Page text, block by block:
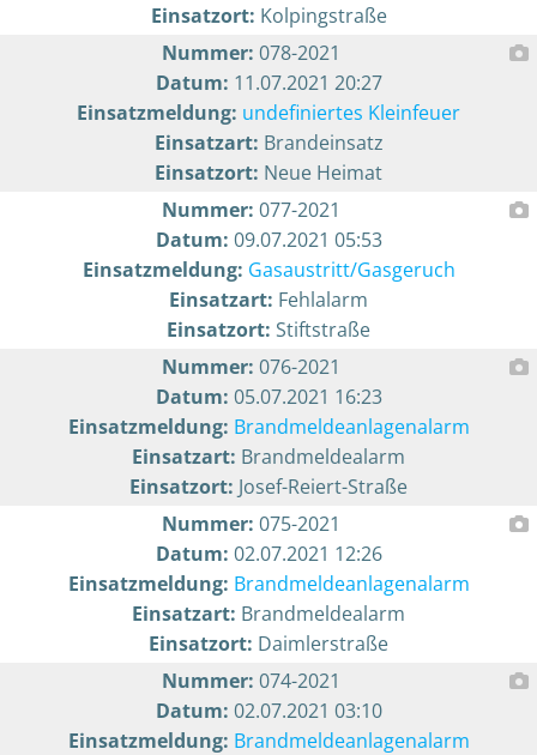
Einsatzort: Kolpingstraße
Nummer: 078-2021
Datum: 11.07.2021 20:27
Einsatzmeldung: undefiniertes Kleinfeuer
Einsatzart: Brandeinsatz
Einsatzort: Neue Heimat
Nummer: 077-2021
Datum: 09.07.2021 05:53
Einsatzmeldung: Gasaustritt/Gasgeruch
Einsatzart: Fehlalarm
Einsatzort: Stiftstraße
Nummer: 076-2021
Datum: 05.07.2021 16:23
Einsatzmeldung: Brandmeldeanlagenalarm
Einsatzart: Brandmeldealarm
Einsatzort: Josef-Reiert-Straße
Nummer: 075-2021
Datum: 02.07.2021 12:26
Einsatzmeldung: Brandmeldeanlagenalarm
Einsatzart: Brandmeldealarm
Einsatzort: Daimlerstraße
Nummer: 074-2021
Datum: 02.07.2021 03:10
Einsatzmeldung: Brandmeldeanlagenalarm